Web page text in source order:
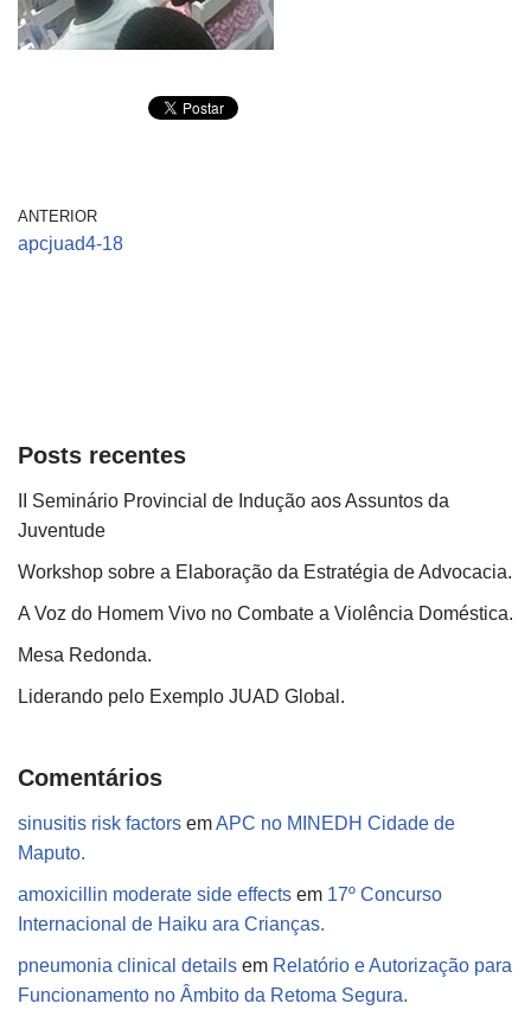
ANTERIOR
apcjuad4-18
Posts recentes
II Seminário Provincial de Indução aos Assuntos da
Juventude
Workshop sobre a Elaboração da Estratégia de Advocacia.
A Voz do Homem Vivo no Combate a Violência Doméstica.
Mesa Redonda.
Liderando pelo Exemplo JUAD Global.
Comentários
sinusitis risk factors emAPC no MINEDH Cidade de
Maputo.
amoxicillin moderate side effects em 17º Concurso
Internacional de Haiku ara Crianças.
pneumonia clinical details em Relatório e Autorização para
Funcionamento no Âmbito da Retoma Segura.